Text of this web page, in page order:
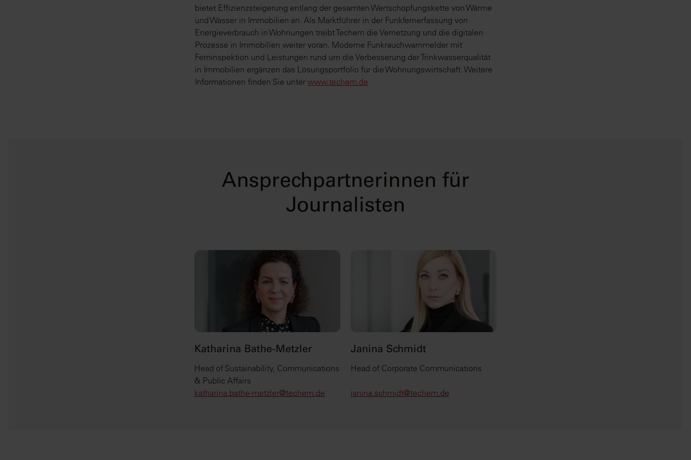
bietet Effizienzsteigerung entlang der gesamten Wertschöpfungskette von Wärme
und Wasser in Immobilien an. Als Marktführer in der Funkfernerfassung von
Energieverbrauch in Wohnungen treibt Techem die Vernetzung und die digitalen
Prozesse in Immobilien weiter voran. Moderne Funkrauchwarnmelder mit
Ferninspektion und Leistungen rund um die Verbesserung der Trinkwasserqualität
in Immobilien ergänzen das Lösungsportfolio für die Wohnungswirtschaft. Weitere
Informationen finden Sie unterwww.techem.de
Ansprechpartnerinnen für
Journalisten
Katharina Bathe-Metzler
Head of Sustainability, Communications
& Public Affairs
katharina.bathe-metzler@techem.de
Janina Schmidt
Head of Corporate Communications
janina.schmidt@techem.de